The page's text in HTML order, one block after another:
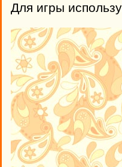
Для игры